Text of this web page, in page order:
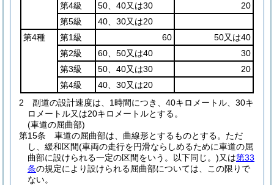
第4級
50、40又は30
20
第5級
40、30又は20
第4種
第1級 60
50又は40
第2級
60、50又は40
30
第3級
50、40又は30
20
第4級
40、30又は20
2
副道の設計速度は、1時間につき、40キロメートル、30キ
ロメートル又は20キロメートルとする。
(車道の屈曲部)
第15条
車道の屈曲部は、曲線形とするものとする。 ただ
し、緩和区間(車両の走行を円滑ならしめるために車道の屈
曲部に設けられる一定の区間をいう。以下同じ。)又は第33
条の規定により設けられる屈曲部については、この限りで
ない。